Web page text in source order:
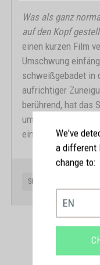
Was als ganz
auf den Kopf
einen kurzen Film
Umschwung
schweißgebadet in
aufrichtiger
berührend, hat das
um die emotionale
ein gutes Training
SHOTOPOP
We've
a different
change to:
EN